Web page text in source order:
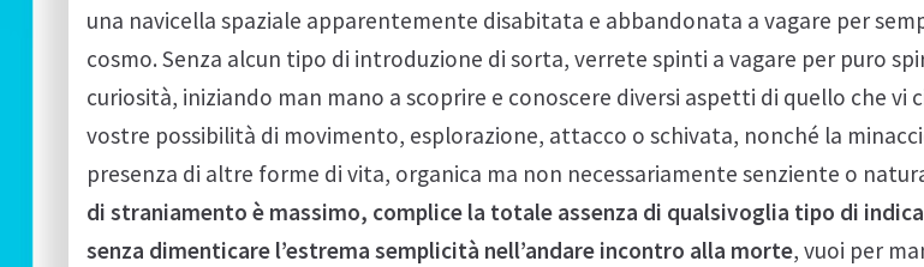
una navicella spaziale apparentemente disabitata e abbandonata a vagare per
cosmo. Senza alcun tipo di introduzione di sorta, verrete spinti a vagare per puro
curiosità, iniziando man mano a scoprire e conoscere diversi aspetti di quello che vi
vostre possibilità di movimento, esplorazione, attacco o schivata, nonché la
presenza di altre forme di vita, organica ma non necessariamente senziente o
di straniamento è massimo, complice la totale assenza di qualsivoglia tipo di
senza dimenticare l’estrema semplicità nell’andare incontro alla morte, vuoi per